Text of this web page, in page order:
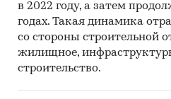
в 2022 году, а затем
годах. Такая динамика
со стороны строительной
жилищное,
строительство.